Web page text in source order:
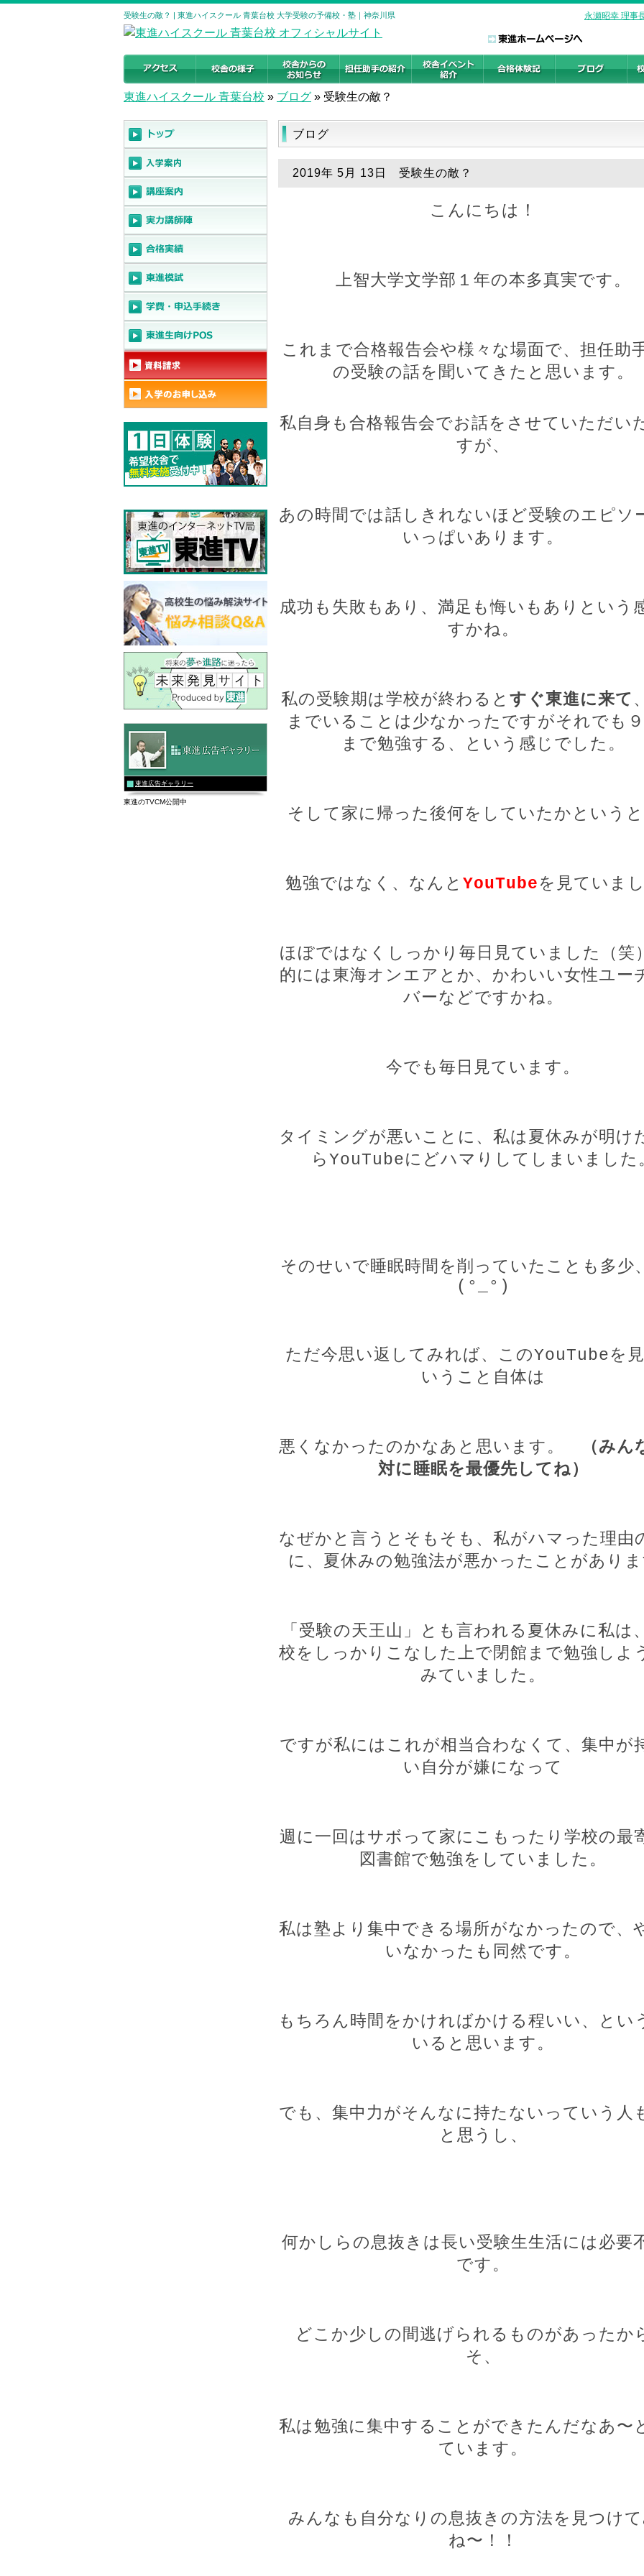
受験生の敵？ | 東進ハイスクール 青葉台校 大学受験の予備校・塾｜神奈川県 永瀬昭幸 理事
東進ハイスクール 青葉台校 » ブログ » 受験生の敵？
ブログ
2019年 5月 13日 受験生の敵？
こんにちは！
上智大学文学部１ 年の本多真実です。
これまで合格報告会や様々な場面で、担任助
の受験の話を聞いてきたと思います。
私自身も合格報告会でお話をさせていただい
すが、
あの時間では話しきれないほど受験のエピソ
いっぱいあります。
成功も失敗もあり、満足も悔いもありという
すかね。
私の受験期は学校が終わると すぐ東進に来て
までいることは少なかったですがそれでも９
まで勉強する、という感じでした。
そして家に帰った後何をしていたかというと
勉強ではなく、なんと YouTubeを見ていまし
ほぼではなくしっかり毎日見ていました（笑
的には東海オンエアとか、かわいい女性ユー
バーなどですかね。
今でも毎日見ています。
タイミングが悪いことに、私は夏休みが明け
らYouTubeにどハマりしてしまいました
そのせいで睡眠時間を削っていたことも多少
( °_° )
ただ今思い返してみれば、このYouTubeを
いうこと自体は
悪くなかったのかなあと思います。
（みん
対に睡眠を最優先してね）
なぜかと言うとそもそも、私がハマった理由
に、夏休みの勉強法が悪かったことがありま
「受験の天王山」とも言われる夏休みに私は
校をしっかりこなした上で閉館まで勉強しよ
みていました。
ですが私にはこれが相当合わなくて、集中が
い自分が嫌になって
週に一回はサボって家にこもったり学校の最
図書館で勉強をしていました。
私は塾より集中できる場所がなかったので、
いなかったも同然です。
もちろん時間をかければかける程いい、とい
いると思います。
でも、集中力がそんなに持たないっていう人
と思うし、
何かしらの息抜きは長い受験生生活には必要
です。
どこか少しの間逃げられるものがあったか
そ、
私は勉強に集中することができたんだなあ〜
ています。
みんなも自分なりの息抜きの方法を見つけて
ね〜！！
東進広告ギャラリー
東進のTVCM公開中